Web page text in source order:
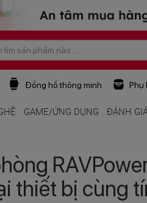
Đồng hồ thông minh Phụ
GAME/ỨNG DỤNG ĐÁNH
thiết bị cùng